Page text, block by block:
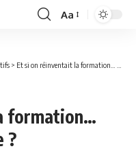
Font
Aa
> Et si on réinventait la formation… autour d’une auberge ?
formation…
?